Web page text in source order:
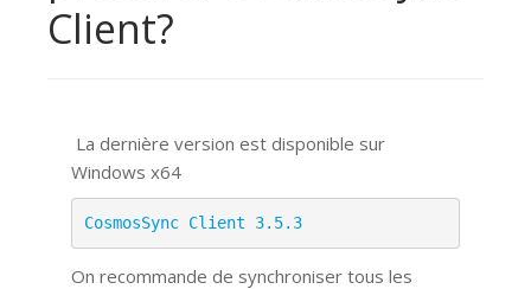
Client?
La dernière version est disponible sur
Windows x64
CosmosSync Client 3.5.3
On recommande de synchroniser tous les